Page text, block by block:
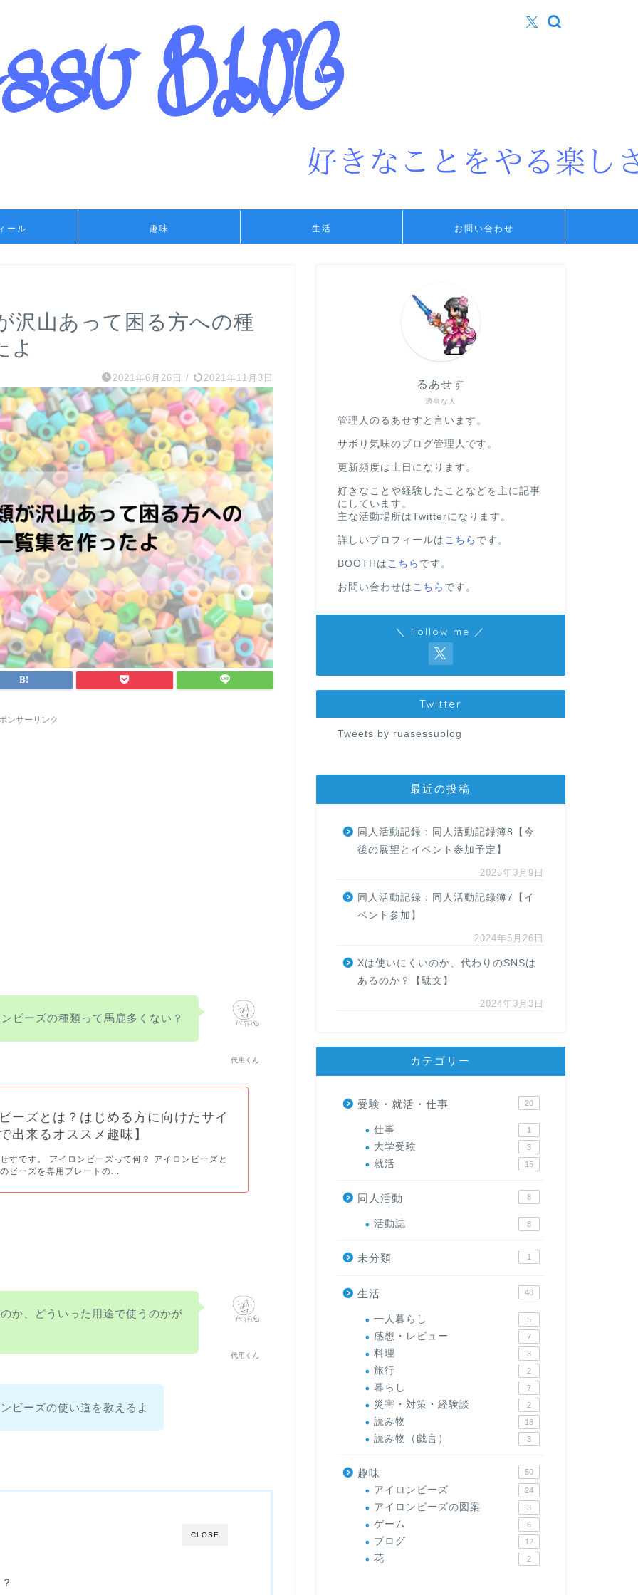
ール 趣味 生活 お問い合わせ
沢山あって困る方への種
よ
2021年6月26日 / 2021年11月3日
ンサーリンク
代用くん
ビーズの種類って馬鹿多くない？
ーズとは？はじめる方に向けたサイ
出来るオススメ趣味】
すです。 アイロンビーズって何？ アイロンビーズと
ビーズを専用プレートの...
代用くん
か、どういった用途で使うのかが
ビーズの使い道を教えるよ
CLOSE
適当な人
るあせす
管理人のるあせすと言います。
サボり気味のブログ管理人です。
更新頻度は土日になります。
好きなことや経験したことなどを主に記事
にしています。
主な活動場所はTwitterになります。
詳しいプロフィールは こちら です。
BOOTHは こちら です。
お問い合わせは こちら です。
＼ Follow me ／
Twitter
Tweets by ruasessublog
最近の投稿
同人活動記録：同人活動記録簿8【今
後の展望とイベント参加予定】
2025年3月9日
同人活動記録：同人活動記録簿7【イ
ベント参加】
2024年5月26日
Xは使いにくいのか、代わりのSNSは
あるのか？【駄文】
2024年3月3日
カテゴリー
受験・就活・仕事 20
仕事 1
大学受験 3
就活 15
同人活動 8
活動誌 8
未分類 1
生活 48
一人暮らし 5
感想・レビュー 7
料理 3
旅行 2
暮らし 7
災害・対策・経験談 2
読み物 18
読み物（戯言） 3
趣味 50
アイロンビーズ 24
アイロンビーズの図案 3
ゲーム 6
ブログ 12
花 2